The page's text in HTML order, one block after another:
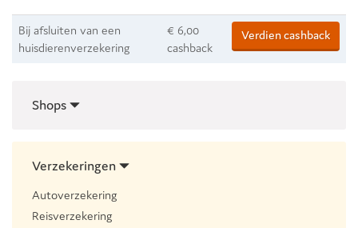
Bij afsluiten van een
huisdierenverzekering
€ 6,00
cashback
Verdien cashback
Shops
Verzekeringen
Autoverzekering
Reisverzekering